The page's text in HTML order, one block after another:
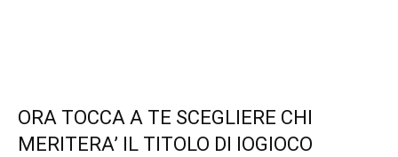
ORA TOCCA A TE SCEGLIERE CHI
MERITERA’ IL TITOLO DI IOGIOCO